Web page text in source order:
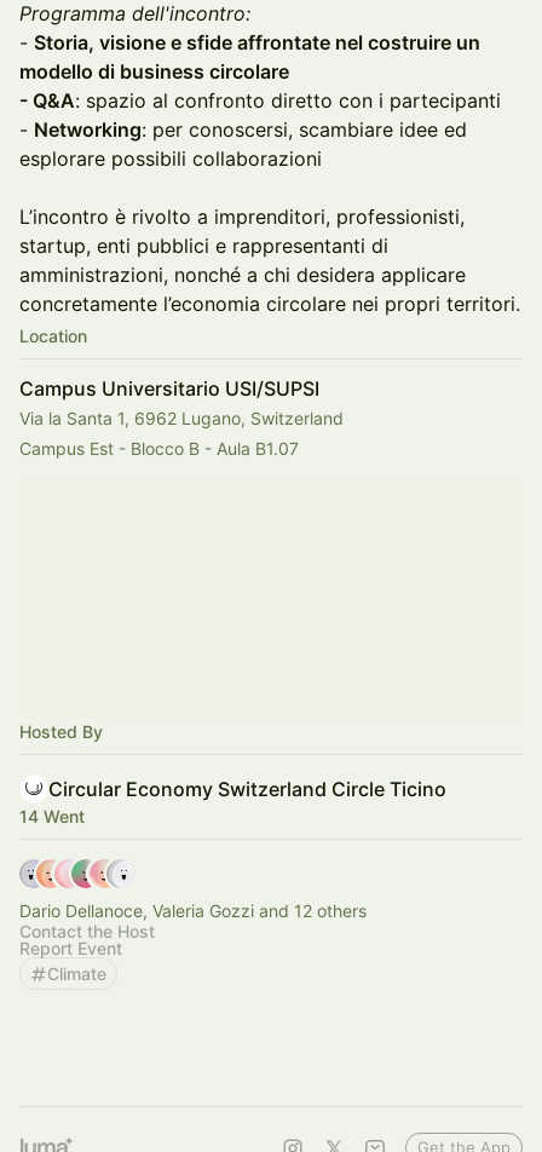
Programma dell'incontro:
- Storia, visione e sfide affrontate nel costruire un
modello di business circolare
- Q&A: spazio al confronto diretto con i partecipanti
- Networking: per conoscersi, scambiare idee ed
esplorare possibili collaborazioni
L’incontro è rivolto a imprenditori, professionisti,
startup, enti pubblici e rappresentanti di
amministrazioni, nonché a chi desidera applicare
concretamente l’economia circolare nei propri territori.
Location
Campus Universitario USI/SUPSI
Via la Santa 1, 6962 Lugano, Switzerland
Campus Est - Blocco B - Aula B1.07
Hosted By
Circular Economy Switzerland Circle Ticino
14 Went
Dario Dellanoce, Valeria Gozzi and 12 others
Contact the Host
Report Event
Climate
Get the App